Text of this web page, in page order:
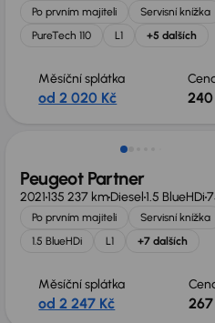
Po prvním majiteli
Servisní knížka
PureTech 110
L1 +5 dalších
Měsíční splátka
od 2 020 Kč
Možnost odpočtu DPH
Peugeot Partner
2021135 237 kmDiesel1.5 BlueHDi
Po prvním majiteli
Servisní knížka
1.5 BlueHDi
L1 +7 dalších
Měsíční splátka
od 2 247 Kč